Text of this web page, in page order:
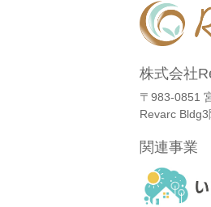
株式会社
〒983-0851
Revarc Bldg3
関連事業